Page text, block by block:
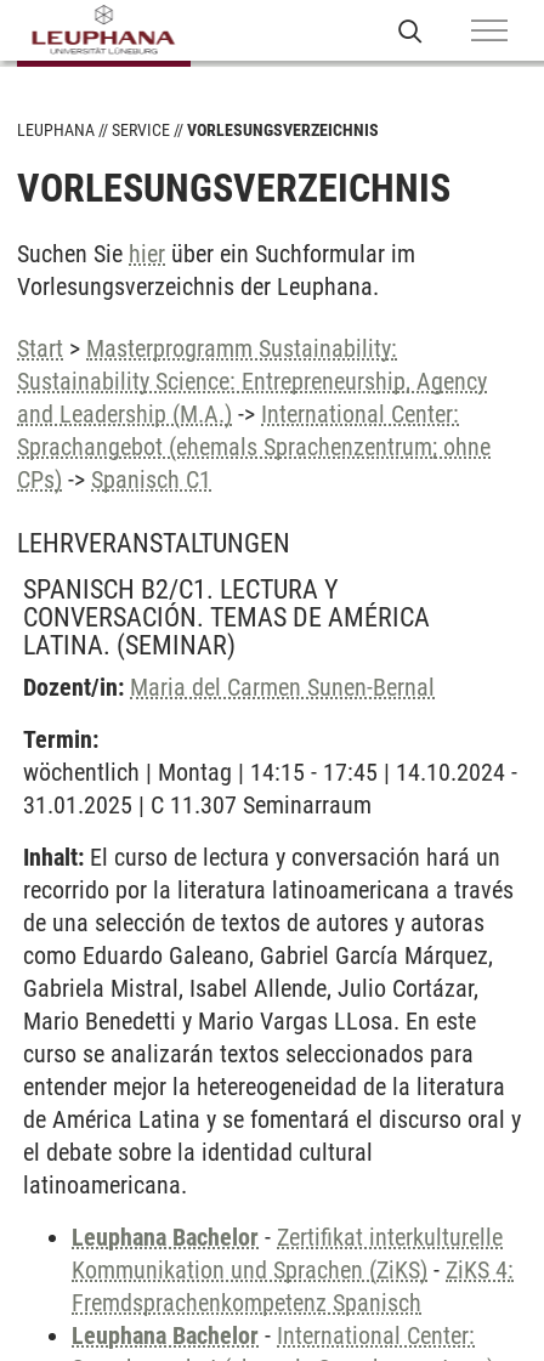
LEUPHANA SERVICE VORLESUNGSVERZEICHNIS
VORLESUNGSVERZEICHNIS
Suchen Sie hier über ein Suchformular im
Vorlesungsverzeichnis der Leuphana.
Start > Masterprogramm Sustainability:
Sustainability Science: Entrepreneurship, Agency
and Leadership (M.A.) -> International Center:
Sprachangebot (ehemals Sprachenzentrum; ohne
CPs) -> Spanisch C1
LEHRVERANSTALTUNGEN
SPANISCH B2/C1. LECTURA Y
CONVERSACIÓN. TEMAS DE AMÉRICA
LATINA. (SEMINAR)
Dozent/in: Maria del Carmen Sunen-Bernal
Termin:
wöchentlich | Montag | 14:15 - 17:45 | 14.10.2024 -
31.01.2025 | C 11.307 Seminarraum
Inhalt: El curso de lectura y conversación hará un
recorrido por la literatura latinoamericana a través
de una selección de textos de autores y autoras
como Eduardo Galeano, Gabriel García Márquez,
Gabriela Mistral, Isabel Allende, Julio Cortázar,
Mario Benedetti y Mario Vargas LLosa. En este
curso se analizarán textos seleccionados para
entender mejor la hetereogeneidad de la literatura
de América Latina y se fomentará el discurso oral y
el debate sobre la identidad cultural
latinoamericana.
Leuphana Bachelor - Zertifikat interkulturelle
Kommunikation und Sprachen (ZiKS) - ZiKS 4:
Fremdsprachenkompetenz Spanisch
Leuphana Bachelor - International Center: